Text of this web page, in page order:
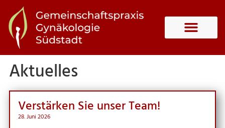
Aktuelles
Ver­stär­ken Sie unser Team!
28. Juni 2026